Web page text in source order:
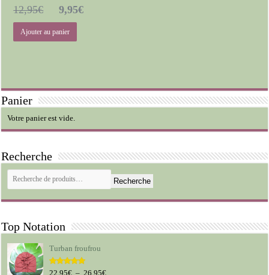
12,95€
prix
initial
9,95€
Ajouter au panier
Panier
Votre panier est vide.
Recherche
Recherche
Top Notation
Turban froufrou
Note5.00
22,95€ – 26,95€Plage